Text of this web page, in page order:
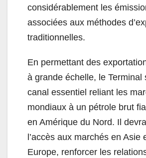
considérablement les
associées aux méthodes
traditionnelles.
En permettant des
à grande échelle, le Terminal
canal essentiel reliant les
mondiaux à un pétrole brut
en Amérique du Nord. Il
l’accès aux marchés en Asie
Europe, renforcer les